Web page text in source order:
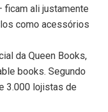
ali justamente
como acessórios
da Queen Books,
books. Segundo
3.000 lojistas de